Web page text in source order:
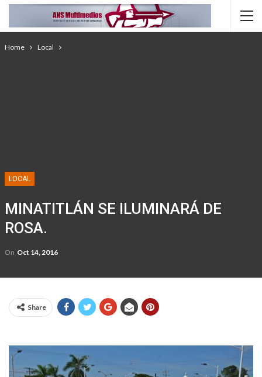
Home Local
LOCAL
​MINATITLÁN SE ILUMINARÁ DE
ROSA.
On Oct 14, 2016
Share